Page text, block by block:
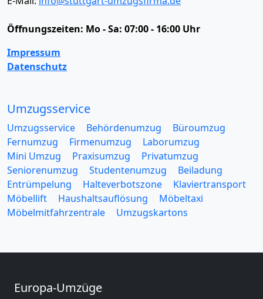
Öffnungszeiten: Mo - Sa: 07:00 - 16:00 Uhr
Impressum
Datenschutz
Umzugsservice
Umzugsservice Behördenumzug
Büroumzug
Fernumzug
Firmenumzug
Laborumzug
Mini Umzug
Praxisumzug
Privatumzug
Seniorenumzug
Studentenumzug
Beiladung
Entrümpelung
Halteverbotszone
Klaviertransport
Möbellift
Haushaltsauflösung
Möbeltaxi
Möbelmitfahrzentrale
Umzugskartons
Europa-Umzüge